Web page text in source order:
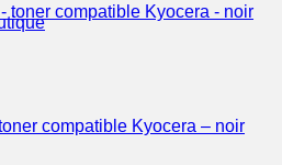
compatible Kyocera – noir